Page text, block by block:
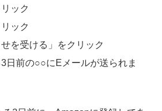
ック
ック
せを受ける」をクリック
3日前の○○にEメールが送られま